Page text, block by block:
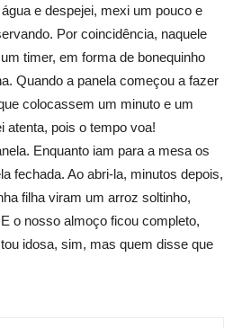
e despejei, mexi um pouco e
Por coincidência, naquele
timer, em forma de bonequinho
Quando a panela começou a fazer
colocassem um minuto e um
atenta, pois o tempo voa!
Enquanto iam para a mesa os
fechada. Ao abri-la, minutos depois,
filha viram um arroz soltinho,
o nosso almoço ficou completo,
idosa, sim, mas quem disse que